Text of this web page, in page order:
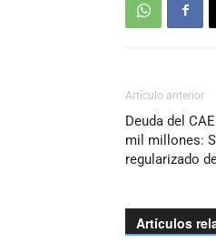
Artículo anterior
Deuda del
mil millones:
regularizado
Artículos